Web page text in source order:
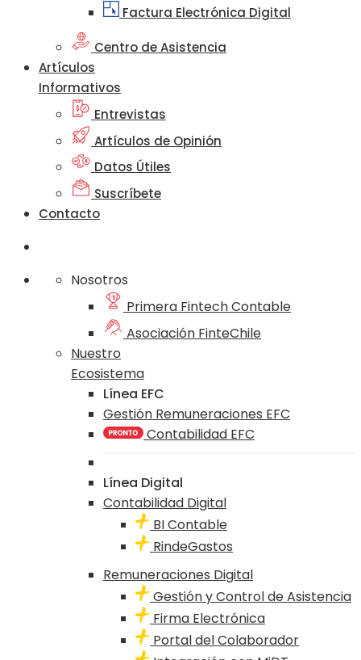
Factura Electrónica Digital
Centro de Asistencia
Artículos
Informativos
Entrevistas
Artículos de Opinión
Datos Útiles
Suscríbete
Contacto
Nosotros
Primera Fintech Contable
Asociación FinteChile
Nuestro
Ecosistema
Línea EFC
Gestión Remuneraciones EFC
Contabilidad EFC
Línea Digital
Contabilidad Digital
BI Contable
RindeGastos
Remuneraciones Digital
Gestión y Control de Asistencia
Firma Electrónica
Portal del Colaborador